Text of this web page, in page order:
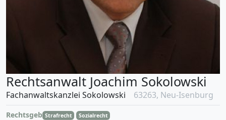
Rechtsanwalt Joachim Sokolowski
Fachanwaltskanzlei Sokolowski 63263, Neu-Isenburg
RechtsgebieteStrafrecht Sozialrecht